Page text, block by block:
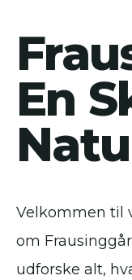
En
Velkommen til
om
udforske alt,